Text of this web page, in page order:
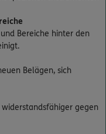
Bereiche hinter den
Belägen, sich
gegen